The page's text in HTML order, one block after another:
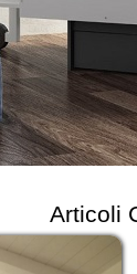
Articoli